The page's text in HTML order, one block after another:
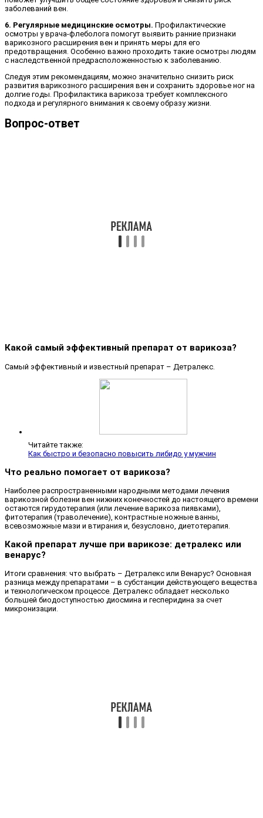
заболеваний вен.
6. Регулярные медицинские осмотры. Профилактические
осмотры у врача-флеболога помогут выявить ранние признаки
варикозного расширения вен и принять меры для его
предотвращения. Особенно важно проходить такие осмотры людям
с наследственной предрасположенностью к заболеванию.
Следуя этим рекомендациям, можно значительно снизить риск
развития варикозного расширения вен и сохранить здоровье ног на
долгие годы. Профилактика варикоза требует комплексного
подхода и регулярного внимания к своему образу жизни.
Вопрос-ответ
Какой самый эффективный препарат от варикоза?
Самый эффективный и известный препарат – Детралекс.
Читайте также:
Как быстро и безопасно повысить либидо у мужчин
Что реально помогает от варикоза?
Наиболее распространенными народными методами лечения
варикозной болезни вен нижних конечностей до настоящего времени
остаются гирудотерапия (или лечение варикоза пиявками),
фитотерапия (траволечение), контрастные ножные ванны,
всевозможные мази и втирания и, безусловно, диетотерапия.
Какой препарат лучше при варикозе: детралекс или
венарус?
Итоги сравнения: что выбрать – Детралекс или Венарус? Основная
разница между препаратами – в субстанции действующего вещества
и технологическом процессе. Детралекс обладает несколько
большей биодоступностью диосмина и гесперидина за счет
микронизации.